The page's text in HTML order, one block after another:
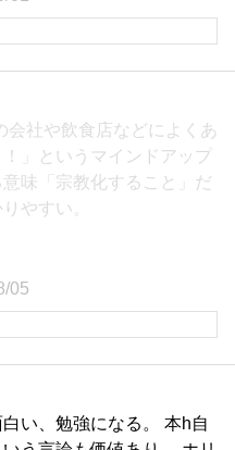
会社や飲食店などによくあ
」というマインドアップ
味「宗教化すること」だ
やすい。
05
い、勉強になる。 本h自